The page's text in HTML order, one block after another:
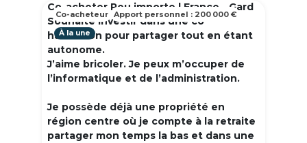
Co-acheter Peu importe | France - Gard
Souhaite investir dans une co
habitation pour partager tout en étant
autonome.
J’aime bricoler. Je peux m’occuper de
l’informatique et de l’administration.
Je possède déjà une propriété en
région centre où je compte à la retraite
partager mon temps la bas et dans une
À la une
Co-acheteur Apport personnel : 200 000 €